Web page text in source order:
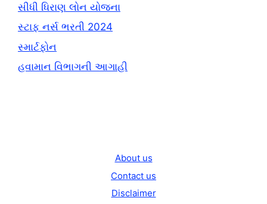
સીધી ધિરાણ લોન યોજના
સ્ટાફ નર્સ ભરતી 2024
સ્માર્ટફોન
હવામાન વિભાગની આગાહી
About us
Contact us
Disclaimer